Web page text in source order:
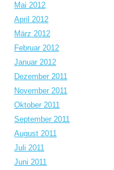
Mai 2012
April 2012
März 2012
Februar 2012
Januar 2012
Dezember 2011
November 2011
Oktober 2011
September 2011
August 2011
Juli 2011
Juni 2011